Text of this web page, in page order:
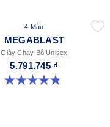
4 Màu
MEGABLAST
Giày Chạy Bộ Unisex
5.791.745 ₫
4.8 trong số 5 sao. 422 đánh giá